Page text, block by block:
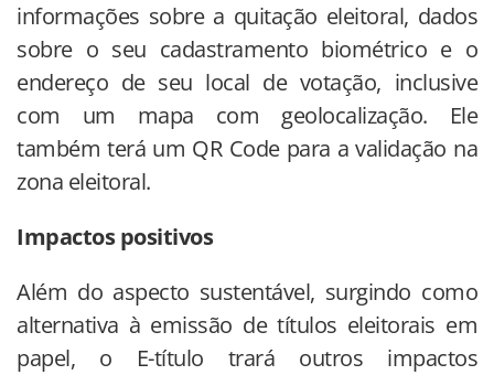
informações sobre a quitação eleitoral, dados
sobre o seu cadastramento biométrico e o
endereço de seu local de votação, inclusive
com um mapa com geolocalização. Ele
também terá um QR Code para a validação na
zona eleitoral.
Impactos positivos
Além do aspecto sustentável, surgindo como
alternativa à emissão de títulos eleitorais em
papel, o E-título trará outros impactos